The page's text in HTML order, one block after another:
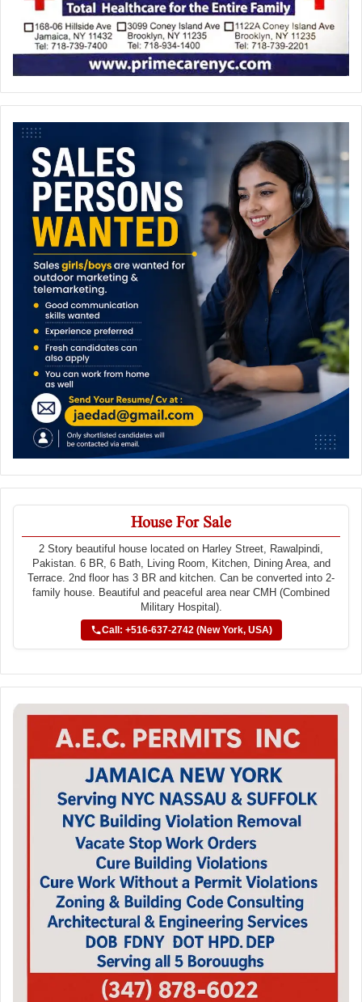
House For Sale
2 Story beautiful house located on Harley Street, Rawalpindi,
Pakistan. 6 BR, 6 Bath, Living Room, Kitchen, Dining Area, and
Terrace. 2nd floor has 3 BR and kitchen. Can be converted into 2-
family house. Beautiful and peaceful area near CMH (Combined
Military Hospital).
Call: +516-637-2742 (New York, USA)